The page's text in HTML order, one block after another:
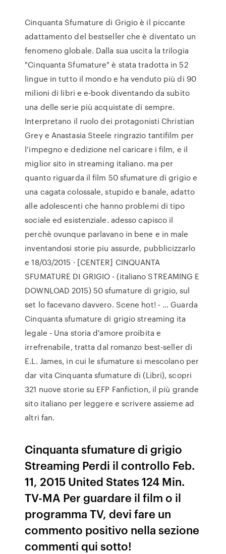
Cinquanta Sfumature di Grigio è il piccante
adattamento del bestseller che è diventato un
fenomeno globale. Dalla sua uscita la trilogia
"Cinquanta Sfumature" è stata tradotta in 52
lingue in tutto il mondo e ha venduto più di 90
milioni di libri e e-book diventando da subito
una delle serie più acquistate di sempre.
Interpretano il ruolo dei protagonisti Christian
Grey e Anastasia Steele ringrazio tantifilm per
l’impegno e dedizione nel caricare i film, e il
miglior sito in streaming italiano. ma per
quanto riguarda il film 50 sfumature di grigio e
una cagata colossale, stupido e banale, adatto
alle adolescenti che hanno problemi di tipo
sociale ed esistenziale. adesso capisco il
perchè ovunque parlavano in bene e in male
inventandosi storie piu assurde, pubblicizzarlo
e 18/03/2015 · [CENTER] CINQUANTA
SFUMATURE DI GRIGIO - (italiano STREAMING E
DOWNLOAD 2015) 50 sfumature di grigio, sul
set lo facevano davvero. Scene hot! - … Guarda
Cinquanta sfumature di grigio streaming ita
legale - Una storia d'amore proibita e
irrefrenabile, tratta dal romanzo best-seller di
E.L. James, in cui le sfumature si mescolano per
dar vita Cinquanta sfumature di (Libri), scopri
321 nuove storie su EFP Fanfiction, il più grande
sito italiano per leggere e scrivere assieme ad
altri fan.
Cinquanta sfumature di grigio
Streaming Perdi il controllo Feb.
11, 2015 United States 124 Min.
TV-MA Per guardare il film o il
programma TV, devi fare un
commento positivo nella sezione
commenti qui sotto!